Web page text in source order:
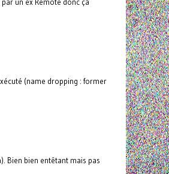
(name dropping : former
Bien bien entêtant mais pas